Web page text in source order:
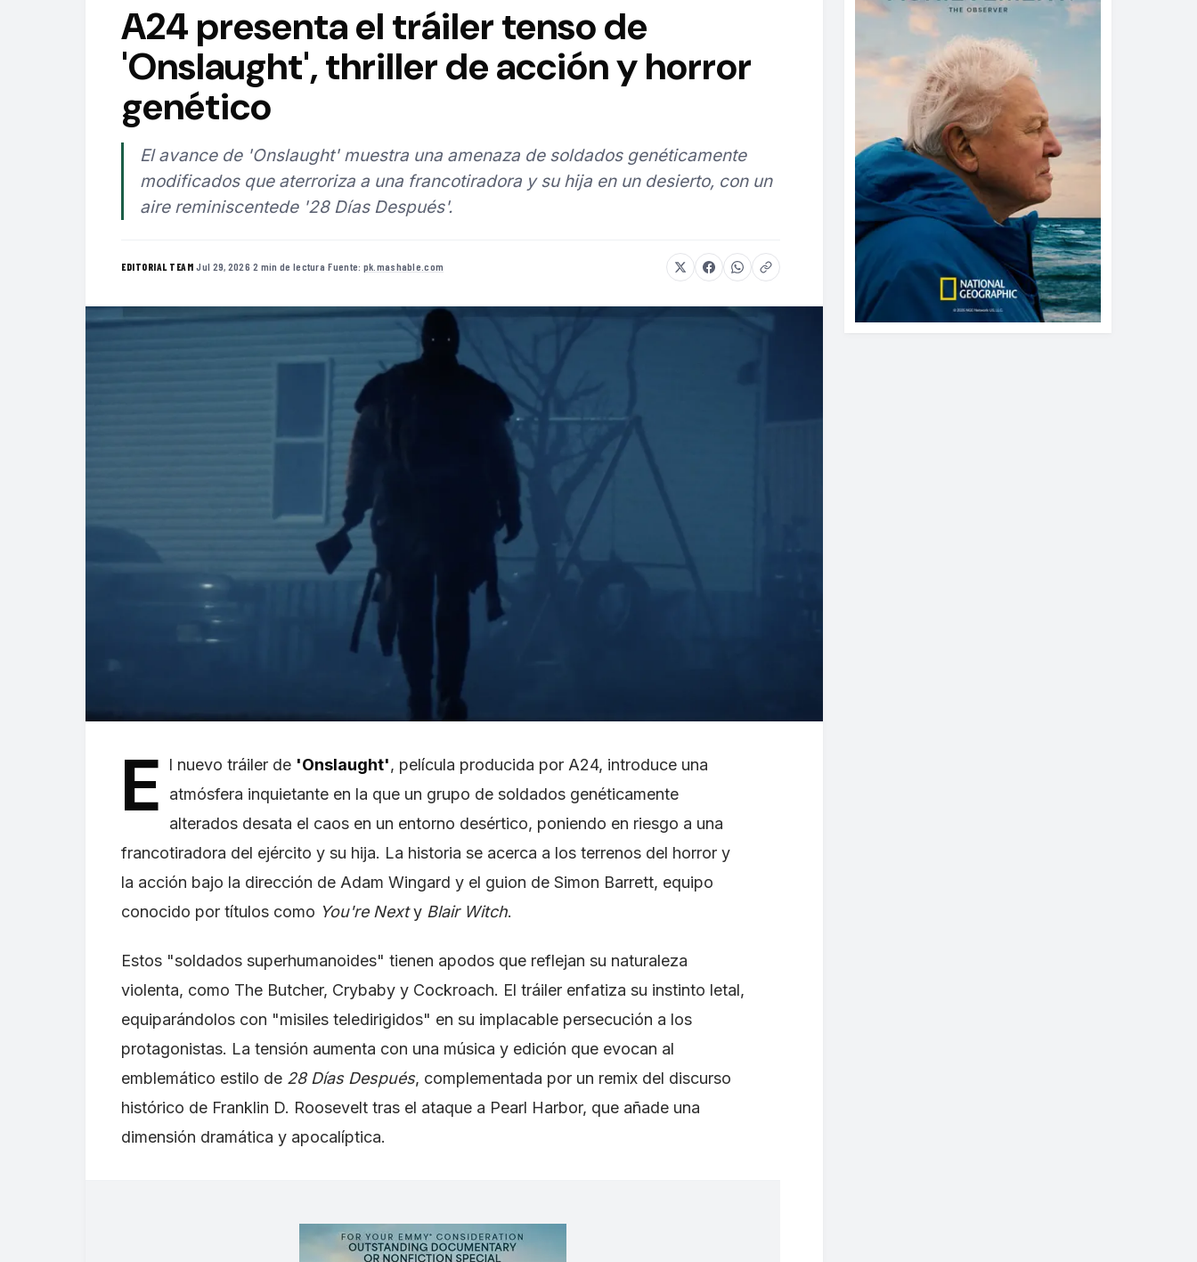
A24 presenta el tráiler tenso de
'Onslaught', thriller de acción y horror
genético
El avance de 'Onslaught' muestra una amenaza de soldados genéticamente
modificados que aterroriza a una francotiradora y su hija en un desierto, con un
aire reminiscentede '28 Días Después'.
EDITORIAL TEAM·Jul 29, 2026·2 min de lectura·Fuente: pk.mashable.com
E l nuevo tráiler de 'Onslaught', película producida por A24, introduce una
atmósfera inquietante en la que un grupo de soldados genéticamente
alterados desata el caos en un entorno desértico, poniendo en riesgo a una
francotiradora del ejército y su hija. La historia se acerca a los terrenos del horror y
la acción bajo la dirección de Adam Wingard y el guion de Simon Barrett, equipo
conocido por títulos como You're Nexty Blair Witch.
Estos "soldados superhumanoides" tienen apodos que reflejan su naturaleza
violenta, como The Butcher, Crybaby y Cockroach. El tráiler enfatiza su instinto letal,
equiparándolos con "misiles teledirigidos" en su implacable persecución a los
protagonistas. La tensión aumenta con una música y edición que evocan al
emblemático estilo de 28 Días Después, complementada por un remix del discurso
histórico de Franklin D. Roosevelt tras el ataque a Pearl Harbor, que añade una
dimensión dramática y apocalíptica.